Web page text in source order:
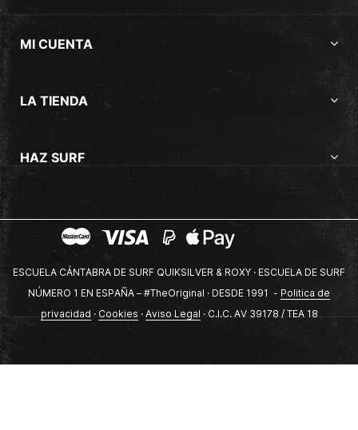
MI CUENTA
LA TIENDA
HAZ SURF
ESCUELA CÁNTABRA DE SURF QUIKSILVER & ROXY · ESCUELA DE SURF
NÚMERO 1 EN ESPAÑA – #TheOriginal · DESDE 1991 - Politica de
privacidad · Cookies · Aviso Legal · C.I.C. AV 39178 / TEA 18